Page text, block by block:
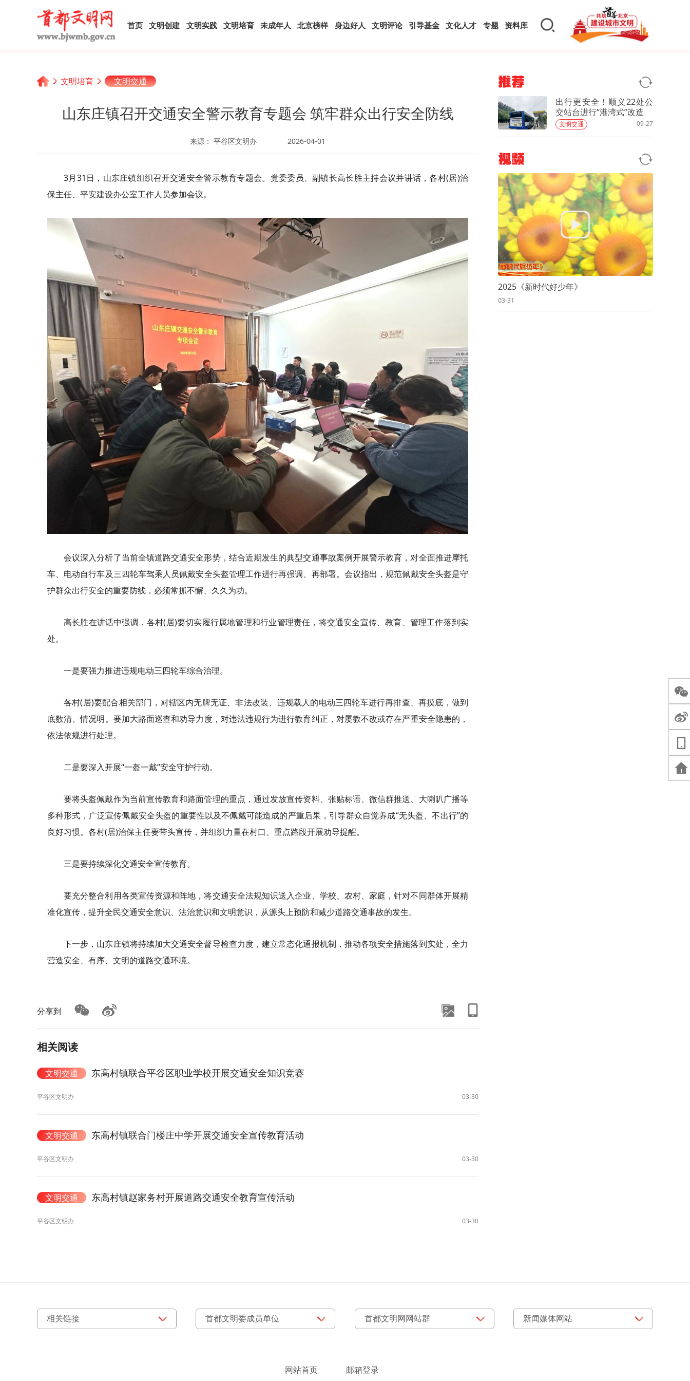
首页 文明创建 文明实践 文明培育 未成年人 北京榜样 身边好人 文明评论 引导基金 文化人才 专题 资料库
文明培育 文明交通
山东庄镇召开交通安全警示教育专题会 筑牢群众出行安全防线
来源： 平谷区文明办 2026-04-01
3月31日，山东庄镇组织召开交通安全警示教育专题会。党委委员、副镇长高长胜主持会议并讲话，各村(居)治
保主任、平安建设办公室工作人员参加会议。
会议深入分析了当前全镇道路交通安全形势，结合近期发生的典型交通事故案例开展警示教育，对全面推进摩托
车、电动自行车及三四轮车驾乘人员佩戴安全头盔管理工作进行再强调、再部署。会议指出，规范佩戴安全头盔是守
护群众出行安全的重要防线，必须常抓不懈、久久为功。
高长胜在讲话中强调，各村(居)要切实履行属地管理和行业管理责任，将交通安全宣传、教育、管理工作落到实
处。
一是要强力推进违规电动三四轮车综合治理。
各村(居)要配合相关部门，对辖区内无牌无证、非法改装、违规载人的电动三四轮车进行再排查、再摸底，做到
底数清、情况明。要加大路面巡查和劝导力度，对违法违规行为进行教育纠正，对屡教不改或存在严重安全隐患的，
依法依规进行处理。
二是要深入开展“一盔一戴”安全守护行动。
要将头盔佩戴作为当前宣传教育和路面管理的重点，通过发放宣传资料、张贴标语、微信群推送、大喇叭广播等
多种形式，广泛宣传佩戴安全头盔的重要性以及不佩戴可能造成的严重后果，引导群众自觉养成“无头盔、不出行”的
良好习惯。各村(居)治保主任要带头宣传，并组织力量在村口、重点路段开展劝导提醒。
三是要持续深化交通安全宣传教育。
要充分整合利用各类宣传资源和阵地，将交通安全法规知识送入企业、学校、农村、家庭，针对不同群体开展精
准化宣传，提升全民交通安全意识、法治意识和文明意识，从源头上预防和减少道路交通事故的发生。
下一步，山东庄镇将持续加大交通安全督导检查力度，建立常态化通报机制，推动各项安全措施落到实处，全力
营造安全、有序、文明的道路交通环境。
分享到
相关阅读
文明交通 东高村镇联合平谷区职业学校开展交通安全知识竞赛
平谷区文明办 03-30
文明交通 东高村镇联合门楼庄中学开展交通安全宣传教育活动
平谷区文明办 03-30
文明交通 东高村镇赵家务村开展道路交通安全教育宣传活动
平谷区文明办 03-30
推荐
出行更安全！顺义22处公
交站台进行“港湾式”改造
文明交通 09-27
视频
2025《新时代好少年》
03-31
网站首页 邮箱登录